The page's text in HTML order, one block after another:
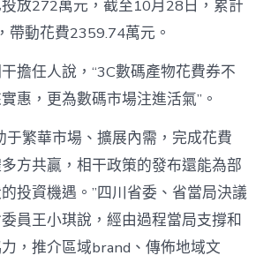
放272萬元，截至10月28日，累計
帶動花費2359.74萬元。
擔任人說，“3C數碼產物花費券不
惠，更為數碼市場注進活氣”。
于繁華市場、擴展內需，完成花費
方共贏，相干政策的發布還能為部
投資機遇。”四川省委、省當局決議
員王小琪說，經由過程當局支撐和
，推介區域brand、傳佈地域文